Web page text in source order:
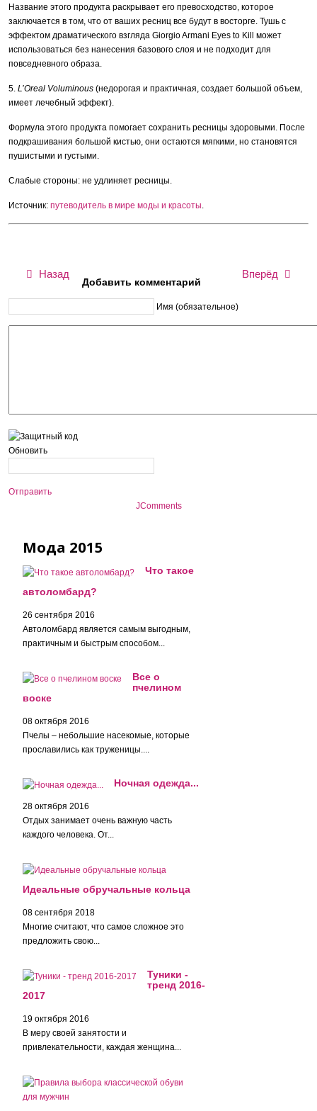
Название этого продукта раскрывает его превосходство, которое
заключается в том, что от ваших ресниц все будут в восторге. Тушь с
эффектом драматического взгляда Giorgio Armani Eyes to Kill может
использоваться без нанесения базового слоя и не подходит для
повседневного образа.
5.L’Oreal Voluminous (недорогая и практичная, создает большой объем,
имеет лечебный эффект).
Формула этого продукта помогает сохранить ресницы здоровыми. После
подкрашивания большой кистью, они остаются мягкими, но становятся
пушистыми и густыми.
Слабые стороны: не удлиняет ресницы.
Источник:путеводитель в мире моды и красоты.
Назад Вперёд
Добавить комментарий
Имя (обязательное)
Обновить
Отправить
JComments
Мода 2015
Что такое
автоломбард?
26 сентября 2016
Автоломбард является самым выгодным,
практичным и быстрым способом...
Все о
пчелином
воске
08 октября 2016
Пчелы – небольшие насекомые, которые
прославились как труженицы....
Ночная одежда...
28 октября 2016
Отдых занимает очень важную часть
каждого человека. От...
Идеальные обручальные кольца
08 сентября 2018
Многие считают, что самое сложное это
предложить свою...
Туники -
тренд 2016-
2017
19 октября 2016
В меру своей занятости и
привлекательности, каждая женщина...